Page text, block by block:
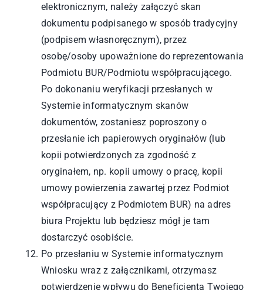
elektronicznym, należy załączyć skan
dokumentu podpisanego w sposób tradycyjny
(podpisem własnoręcznym), przez
osobę/osoby upoważnione do reprezentowania
Podmiotu BUR/Podmiotu współpracującego.
Po dokonaniu weryfikacji przesłanych w
Systemie informatycznym skanów
dokumentów, zostaniesz poproszony o
przesłanie ich papierowych oryginałów (lub
kopii potwierdzonych za zgodność z
oryginałem, np. kopii umowy o pracę, kopii
umowy powierzenia zawartej przez Podmiot
współpracujący z Podmiotem BUR) na adres
biura Projektu lub będziesz mógł je tam
dostarczyć osobiście.
Po przesłaniu w Systemie informatycznym
Wniosku wraz z załącznikami, otrzymasz
potwierdzenie wpływu do Beneficjenta Twojego